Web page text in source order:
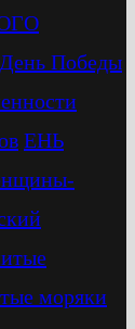
День Победы
ЕНЬ
моряки